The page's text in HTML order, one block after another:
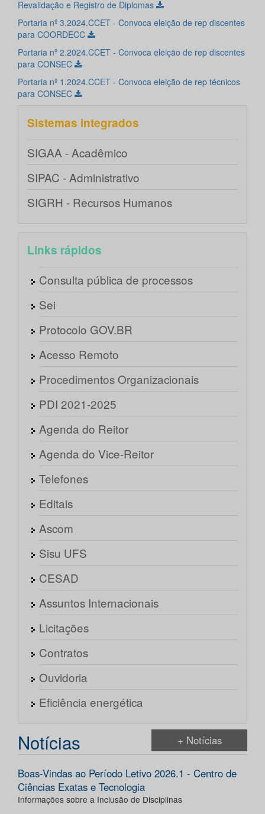
Revalidação e Registro de Diplomas
Portaria nº 3.2024.CCET - Convoca eleição de rep discentes
para COORDECC
Portaria nº 2.2024.CCET - Convoca eleição de rep discentes
para CONSEC
Portaria nº 1.2024.CCET - Convoca eleição de rep técnicos
para CONSEC
Sistemas integrados
SIGAA - Acadêmico
SIPAC - Administrativo
SIGRH - Recursos Humanos
Links rápidos
Consulta pública de processos
Sei
Protocolo GOV.BR
Acesso Remoto
Procedimentos Organizacionais
PDI 2021-2025
Agenda do Reitor
Agenda do Vice-Reitor
Telefones
Editais
Ascom
Sisu UFS
CESAD
Assuntos Internacionais
Licitações
Contratos
Ouvidoria
Eficiência energética
Notícias + Notícias
Boas-Vindas ao Período Letivo 2026.1 - Centro de
Ciências Exatas e Tecnologia
Informações sobre a Inclusão de Disciplinas